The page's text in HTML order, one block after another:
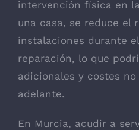
intervención física en
una casa, se reduce el
instalaciones durante
reparación, lo que
adicionales y costes no
adelante.
En Murcia, acudir a